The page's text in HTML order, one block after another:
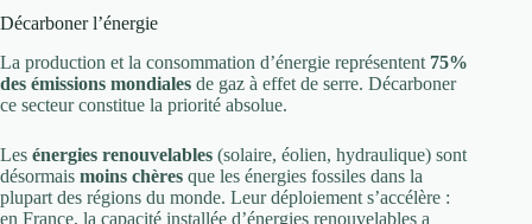
Décarboner l’énergie
La production et la consommation d’énergie représentent 75%
des émissions mondiales de gaz à effet de serre. Décarboner
ce secteur constitue la priorité absolue.
Les énergies renouvelables (solaire, éolien, hydraulique) sont
désormais moins chères que les énergies fossiles dans la
plupart des régions du monde. Leur déploiement s’accélère :
en France, la capacité installée d’énergies renouvelables a